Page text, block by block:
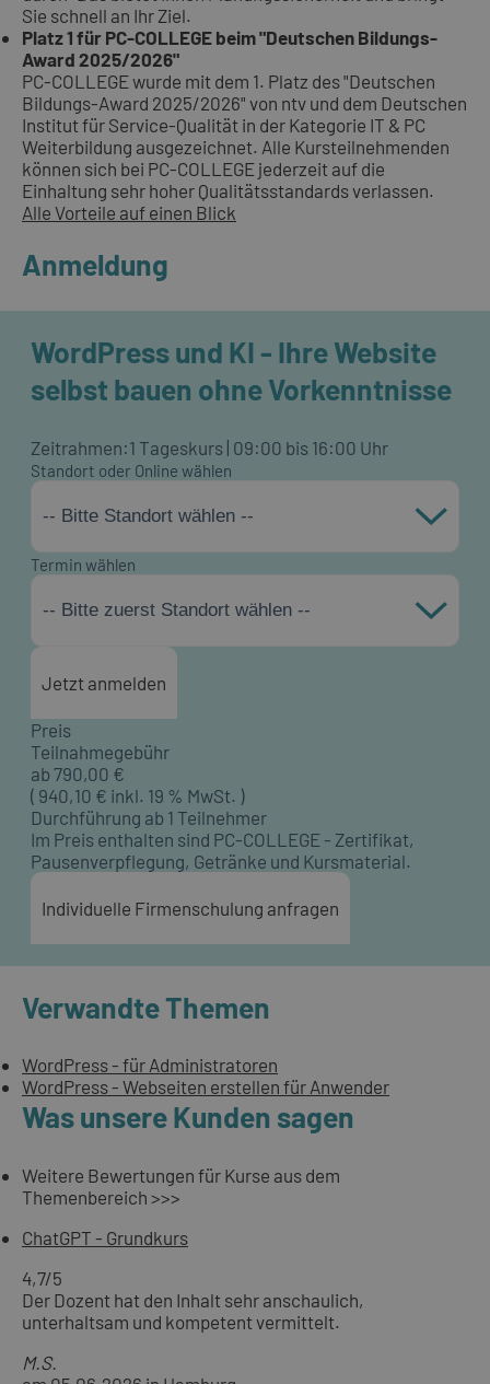
Sie schnell an Ihr Ziel.
Platz 1 für PC-COLLEGE beim "Deutschen Bildungs-
Award 2025/2026"
PC-COLLEGE wurde mit dem 1. Platz des "Deutschen
Bildungs-Award 2025/2026" von ntv und dem Deutschen
Institut für Service-Qualität in der Kategorie IT & PC
Weiterbildung ausgezeichnet. Alle Kursteilnehmenden
können sich bei PC-COLLEGE jederzeit auf die
Einhaltung sehr hoher Qualitätsstandards verlassen.
Alle Vorteile auf einen Blick
Anmeldung
WordPress und KI - Ihre Website
selbst bauen ohne Vorkenntnisse
Zeitrahmen:1 Tageskurs | 09:00 bis 16:00 Uhr
Standort oder Online wählen
-- Bitte Standort wählen --
Termin wählen
-- Bitte zuerst Standort wählen --
Jetzt anmelden
Preis
Teilnahmegebühr
ab 790,00 €
( 940,10 € inkl. 19 % MwSt. )
Durchführung ab 1 Teilnehmer
Im Preis enthalten sind PC-COLLEGE - Zertifikat,
Pausenverpflegung, Getränke und Kursmaterial.
Individuelle Firmenschulung anfragen
Verwandte Themen
WordPress - für Administratoren
WordPress - Webseiten erstellen für Anwender
Was unsere Kunden sagen
Weitere Bewertungen für Kurse aus dem
Themenbereich >>>
ChatGPT - Grundkurs
4,7/5
Der Dozent hat den Inhalt sehr anschaulich,
unterhaltsam und kompetent vermittelt.
M.S.